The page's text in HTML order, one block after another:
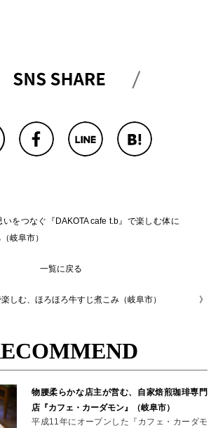
をつなぐ『DAKOTA cafe t.b』で楽しむ体に
岐阜市）
一覧に戻る
楽しむ、ほろほろ牛すじ煮こみ（岐阜市）
物腰柔らかな店主が営む、自家焙煎珈琲専門
店『カフェ・カーダモン』（岐阜市）
平成11年にオープンした『カフェ・カーダモ